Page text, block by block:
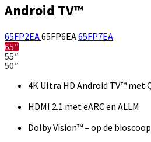
Android TV™
65FP2EA65FP6EA65FP7EA
65″
55″
50″
4K Ultra HD Android TV™ met
HDMI 2.1 met eARC en ALLM
Dolby Vision™ – op de